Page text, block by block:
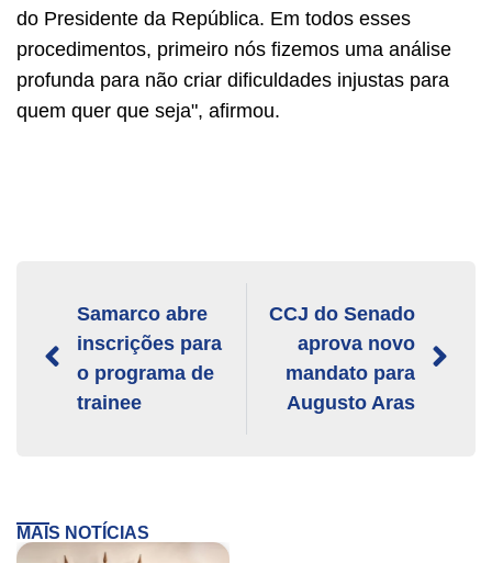
do Presidente da República. Em todos esses
procedimentos, primeiro nós fizemos uma análise
profunda para não criar dificuldades injustas para
quem quer que seja", afirmou.
Samarco abre
inscrições para
o programa de
trainee
CCJ do Senado
aprova novo
mandato para
Augusto Aras
MAIS NOTÍCIAS